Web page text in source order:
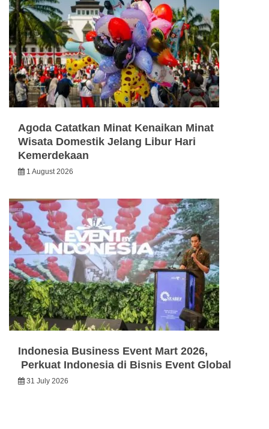
Agoda Catatkan Minat Kenaikan Minat
Wisata Domestik Jelang Libur Hari
Kemerdekaan
1 August 2026
Indonesia Business Event Mart 2026,
Perkuat Indonesia di Bisnis Event Global
31 July 2026